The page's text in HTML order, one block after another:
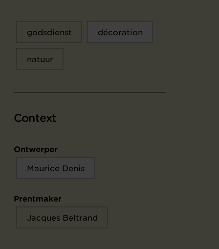
godsdienst décoration
natuur
Context
Ontwerper
Maurice Denis
Prentmaker
Jacques Beltrand